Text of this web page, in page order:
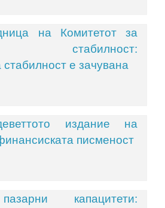
на Комитетот за
стабилност:
е зачувана
издание на
писменост
капацитети: